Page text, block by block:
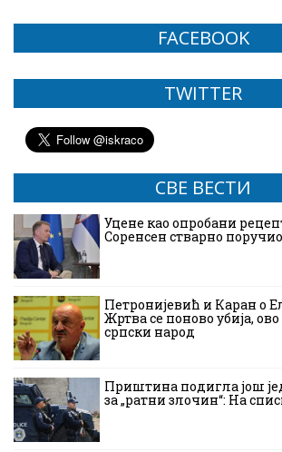
FACEBOOK
TWITTER
СВЕ ВЕСТИ
Уцене као опробани
Соренсен стварно
Петронијевић и Каран о
Жртва се поново убија,
српски народ
Приштина подигла још
за „ратни злочин“: На